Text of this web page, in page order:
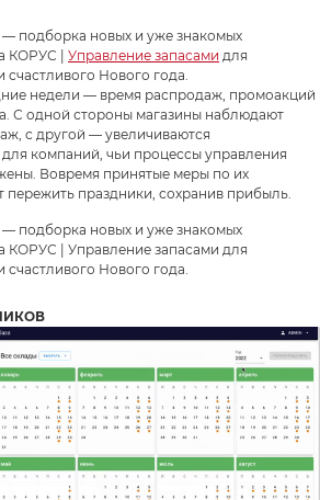
— подборка новых и уже знакомых
КОРУС | Управление запасами для
Нового года.
недели — время распродаж, промоакций
С одной стороны магазины наблюдают
с другой — увеличиваются
компаний, чьи процессы управления
Вовремя принятые меры по их
пережить праздники, сохранив прибыль.
— подборка новых и уже знакомых
КОРУС | Управление запасами для
Нового года.
Должность
Корпоративный E-mail
Вашу задачу
персональных данных
персональных данных
Oтправить
за заявку!
заявки с вами свяжется наш